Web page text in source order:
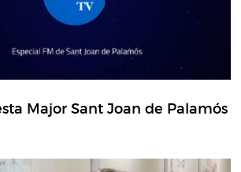
Major Sant Joan de Palamós